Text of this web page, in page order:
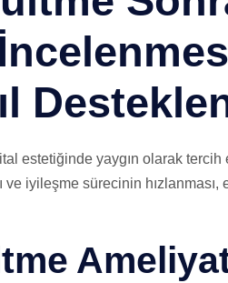
estetiğinde yaygın olarak
iyileşme sürecinin hızlanması,